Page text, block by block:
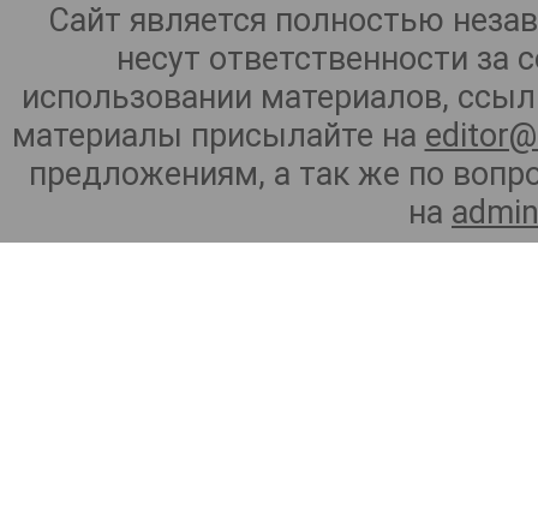
Сайт является полностью
несут ответственности
использовании материалов,
материалы присылайте на
предложениям, а так же по
на